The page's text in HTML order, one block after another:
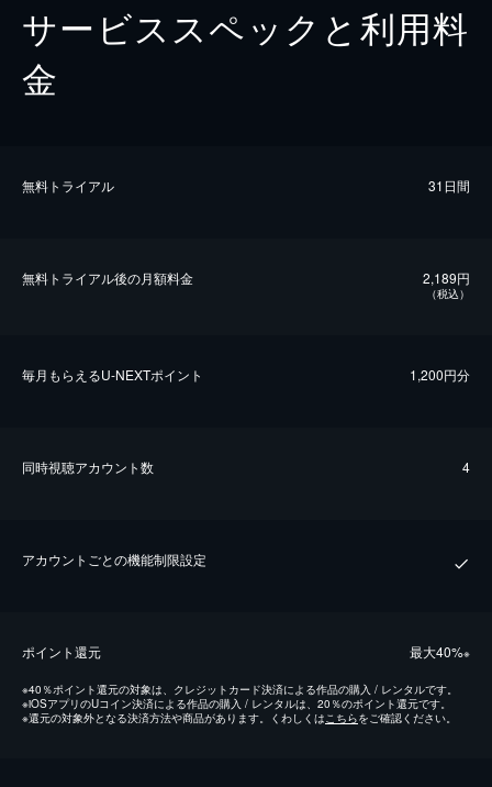
サービススペックと利用料
金
無料トライアル 31日間
無料トライアル後の⽉額料金 2,189円
（税込）
毎⽉もらえるU-NEXTポイント 1,200円分
同時視聴アカウント数 4
アカウントごとの機能制限設定
ポイント還元 最⼤40%※
※40％ポイント還元の対象は、クレジットカード決済による作品の購入 / レンタルです。
※iOSアプリのUコイン決済による作品の購入 / レンタルは、20％のポイント還元です。
※還元の対象外となる決済方法や商品があります。くわしくはこちらをご確認ください。